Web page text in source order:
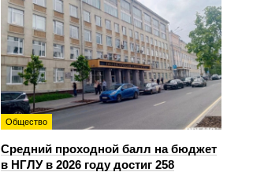
Общество
Средний проходной балл на бюджет
в НГЛУ в 2026 году достиг 258